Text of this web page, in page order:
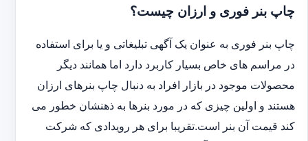
چاپ بنر فوری و ارزان چیست؟
چاپ بنر فوری به عنوان یک آگهی تبلیغاتی و یا برای استفاده
در مراسم های خاص بسیار کاربرد دارد اما همانند دیگر
محصولات موجود در بازار افراد به دنبال چاپ بنرهای ارزان
هستند و اولین چیزی که در مورد بنرها به ذهنشان خطور می
کند قیمت آن بنر است.تقریبا برای هر رویدادی که شرکت